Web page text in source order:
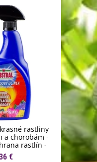
rastliny
a chorobám -
rastlín -
ml
€
Orgamin